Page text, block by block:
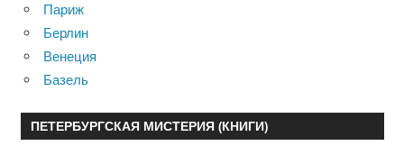
Париж
Берлин
Венеция
Базель
ПЕТЕРБУРГСКАЯ МИСТЕРИЯ (КНИГИ)